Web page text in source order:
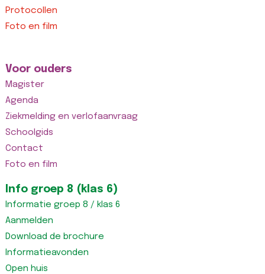
Protocollen
Foto en film
Voor ouders
Magister
Agenda
Ziekmelding en verlofaanvraag
Schoolgids
Contact
Foto en film
Info groep 8 (klas 6)
Informatie groep 8 / klas 6
Aanmelden
Download de brochure
Informatieavonden
Open huis